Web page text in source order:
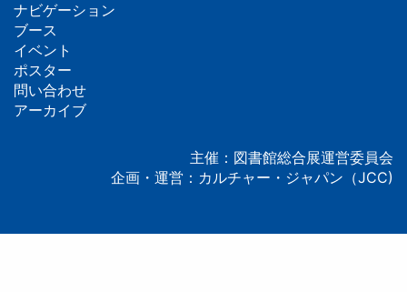
フ
ッ
タ
ナビゲーション
ブース
イベント
ポスター
問い合わせ
アーカイブ
主催：図書館総合展運営委員会
企画・運営：カルチャー・ジャパン（JCC)